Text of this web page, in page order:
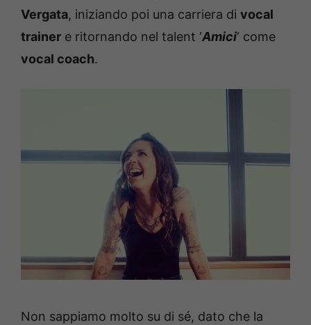
Vergata, iniziando poi una carriera di vocal
trainer e ritornando nel talent ‘Amici‘ come
vocal coach.
Non sappiamo molto su di sé, dato che la